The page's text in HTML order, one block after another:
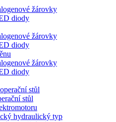
žárovky
diody
žárovky
diody
žárovky
diody
stůl
stůl
hydraulický typ